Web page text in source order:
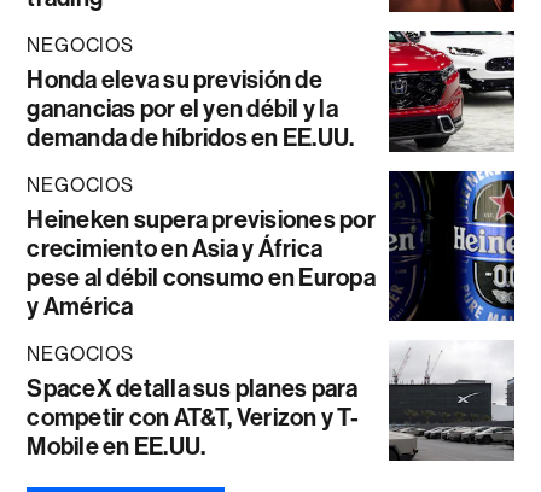
NEGOCIOS
Honda eleva su previsión de
ganancias por el yen débil y la
demanda de híbridos en EE.UU.
NEGOCIOS
Heineken supera previsiones por
crecimiento en Asia y África
pese al débil consumo en Europa
y América
NEGOCIOS
SpaceX detalla sus planes para
competir con AT&T, Verizon y T-
Mobile en EE.UU.